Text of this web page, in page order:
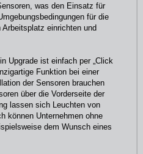
was den Einsatz für
für die
einrichten und
Upgrade ist einfach per „Click
Funktion bei einer
der Sensoren brauchen
über die Vorderseite der
lassen sich Leuchten von
können Unternehmen ohne
dem Wunsch eines